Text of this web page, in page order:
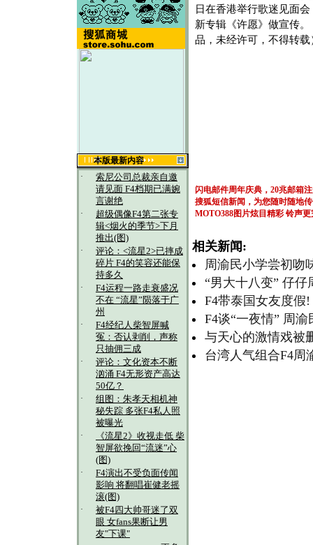
本版最新内容
·
索尼公司总裁亲自邀
请见面 F4档期已满婉
言谢绝
·
超级偶像F4第二张专
辑<烟火的季节>下月
推出(图)
·
评论：<流星2>已摔成
碎片 F4的笑容还能保
持多久
·
F4运程一路走衰盛况
不在 “流星”陨落于广
州
·
F4经纪人柴智屏喊
冤：否认剥削，声称
只抽佣三成
·
评论：文化资本不断
汹涌 F4无形资产高达
50亿？
·
组图：朱孝天相机神
秘失踪 多张F4私人照
被曝光
·
《流星2》收视走低 柴
智屏欲挽回“流迷”心
(图)
·
F4演出不受负面传闻
影响 将翻唱崔健老摇
滚(图)
·
被F4四大帅哥迷了双
眼 女fans果断让男
友"下课"
日在香港举行歌迷见面
新专辑《许愿》做宣传。
品，未经许可，不得转载
闪电邮件周年庆典，20兆邮箱
搜狐短信新闻，为您随时随地
MOTO388图片炫目精彩 铃声更
相关新闻:
周渝民小学尝初吻
“男大十八变” 仔
F4带泰国女友度假
F4谈“一夜情” 周
与天心的激情戏被
台湾人气组合F4